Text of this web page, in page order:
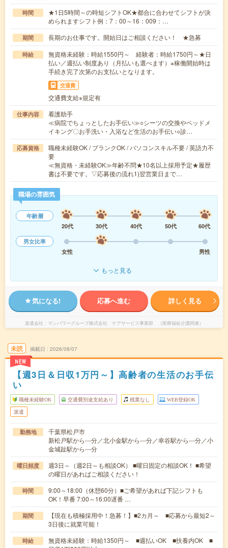
時間
★1日5時間～の時短シフトOK★都合に合わせてシフトが決
められますシフト例：7：00～16：009：…
期間 長期のお仕事です。開始日はご相談ください！ ★急募
時給
無資格未経験：時給1550円～ 経験者：時給1750円～★日
払い／週払い制度あり（月払いも選べます）※稼働開始時は
手続き完了次第のお支払いとなります。
交通費
交通費支給※規定有
仕事内容
看護助手
≪病院でちょっとしたお手伝い≫○シーツの交換やベッドメ
イキング〇お手洗い・入浴など生活のお手伝い○診…
応募資格
職種未経験OK / ブランクOK / パソコンスキル不要 / 英語力不
要
≪無資格・未経験OK≫年齢不問★10名以上採用予定★履歴
書は不要です。▽応募後の流れ1)翌営業日まで…
職場の雰囲気
年齢層
20代
30代 40代 50代
60代
男女比率
女性
男性
もっと見る
気になる! 応募へ進む 詳しく見る
派遣会社 マンパワーグループ株式会社 ケアサービス事業部 （医療福祉介護関連）
未読
NEW
掲載日 2026/08/07
【週3日＆日収1万円～】高齢者の生活のお手伝
い
職種未経験OK 交通費別途支給あり 残業なし WEB登録OK
派遣
勤務地
千葉県松戸市
新松戸駅から---分／北小金駅から---分／幸谷駅から---分／小
金城趾駅から---分
曜日頻度
週3日～（週2日～も相談OK） ■曜日固定の相談OK！ ■希望
の曜日があればご相談ください！
時間
9:00～18:00（休憩60分）■ご希望があれば下記シフトも
OK！早番 7:00～16:00遅番 …
期間
【現在も積極採用中！急募！】■2カ月～ ■応募から最短2～
3日後に就業可能！
時給
無資格未経験：時給1350円～ ■週払いOK ■扶養内OK ■